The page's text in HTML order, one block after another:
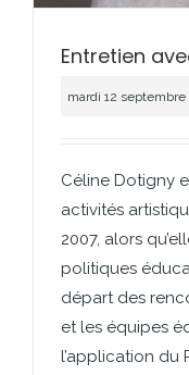
Entretien
mardi 12 septembre
Céline Dotigny
activités
2007, alors
politiques
départ des
et les équipes
l’application du